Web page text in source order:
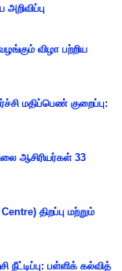
விழா பற்றிய
மதிப்பெண் குறைப்பு:
ஆசிரியர்கள் 33
திறப்பு மற்றும்
நீட்டிப்பு: பள்ளிக் கல்வித்